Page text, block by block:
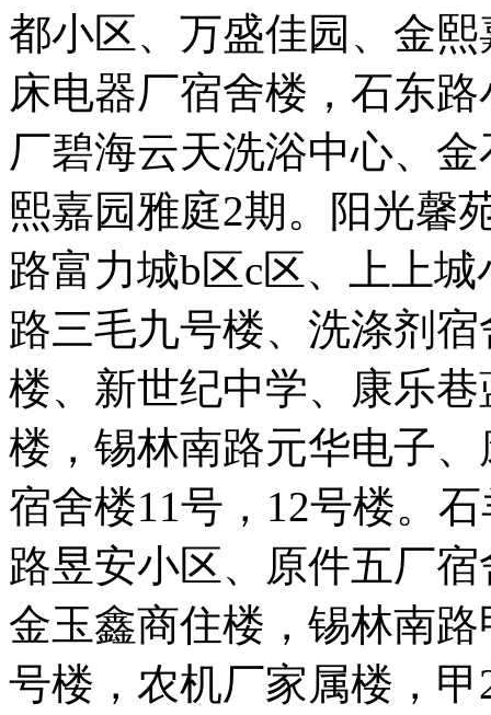
都小区、万盛佳园、金
床电器厂宿舍楼，石东
厂碧海云天洗浴中心、
熙嘉园雅庭2期。阳光馨
路富力城b区c区、上上
路三毛九号楼、洗涤剂
楼、新世纪中学、康乐
楼，锡林南路元华电子
宿舍楼11号，12号楼。
路昱安小区、原件五厂
金玉鑫商住楼，锡林南
号楼，农机厂家属楼，